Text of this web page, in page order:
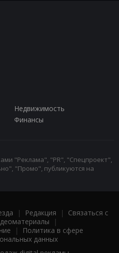
Недвижимость
Финансы
"Реклама", "PR", "Спецпроект",
"Промо", публикуются на
| Редакция | Связаться с
|
|
Политика в сфере
данных